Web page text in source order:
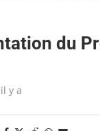
du
y a